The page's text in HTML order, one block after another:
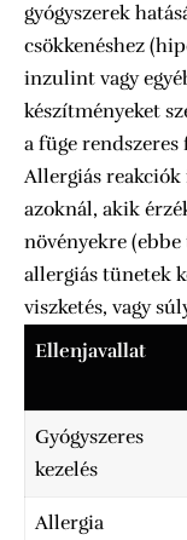
gyógyszerek
csökkenéshez
inzulint vagy
készítményeket
a füge rendszeres
Allergiás
azoknál, akik
növényekre
allergiás tünetek
viszketés, vagy
Ellenjavallat
Gyógyszeres
kezelés
Allergia